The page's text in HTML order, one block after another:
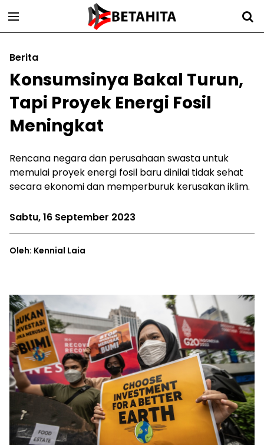
Berita
Konsumsinya Bakal Turun,
Tapi Proyek Energi Fosil
Meningkat
Rencana negara dan perusahaan swasta untuk
memulai proyek energi fosil baru dinilai tidak sehat
secara ekonomi dan memperburuk kerusakan iklim.
Sabtu, 16 September 2023
Oleh: Kennial Laia